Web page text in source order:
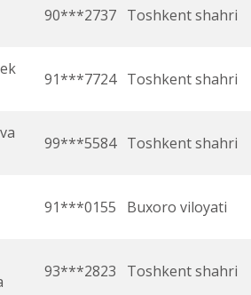
90***2737 Toshkent shahri
91***7724 Toshkent shahri
99***5584 Toshkent shahri
91***0155 Buxoro viloyati
93***2823 Toshkent shahri